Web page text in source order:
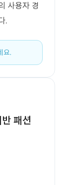
사용자 경
.
요.
패션